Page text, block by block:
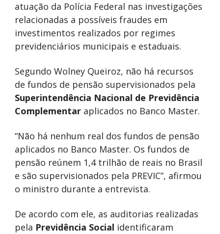
atuação da Polícia Federal nas investigações
relacionadas a possíveis fraudes em
investimentos realizados por regimes
previdenciários municipais e estaduais.
Segundo Wolney Queiroz, não há recursos
de fundos de pensão supervisionados pela
Superintendência Nacional de Previdência
Complementar aplicados no Banco Master.
“Não há nenhum real dos fundos de pensão
aplicados no Banco Master. Os fundos de
pensão reúnem 1,4 trilhão de reais no Brasil
e são supervisionados pela PREVIC”, afirmou
o ministro durante a entrevista.
De acordo com ele, as auditorias realizadas
pela Previdência Social identificaram